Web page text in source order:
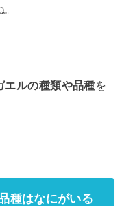
エルの種類や品種を
種はなにがいる